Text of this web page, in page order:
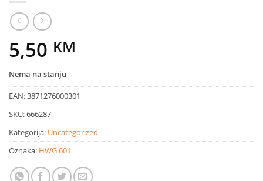
5,50 KM
Nema na stanju
EAN:3871276000301
SKU:666287
Kategorija: Uncategorized
Oznaka: HWG 601